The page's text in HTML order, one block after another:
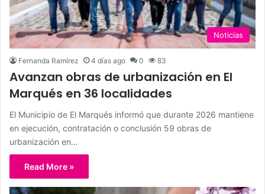
Noticias
Fernanda Ramírez 4 días ago 0 83
Avanzan obras de urbanización en El
Marqués en 36 localidades
El Municipio de El Marqués informó que durante 2026 mantiene
en ejecución, contratación o conclusión 59 obras de
urbanización en…
Read More »